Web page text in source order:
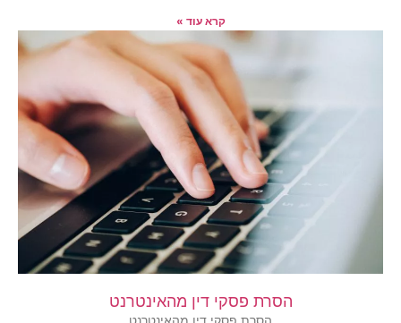
קרא עוד »
הסרת פסקי דין מהאינטרנט
הסרת פסקי דין מהאינטרנט